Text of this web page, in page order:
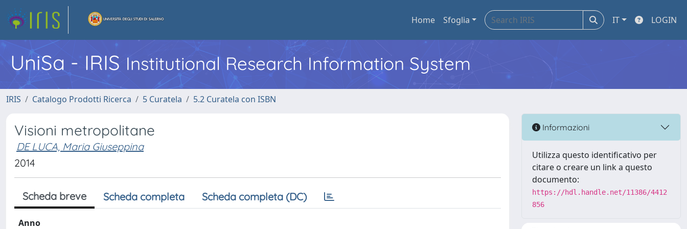
Home Sfoglia IT LOGIN
UniSa - IRIS Institutional Research Information System
IRIS Catalogo Prodotti Ricerca 5 Curatela 5.2 Curatela con ISBN
Visioni metropolitane
DE LUCA, Maria Giuseppina
2014
Scheda breve Scheda completa Scheda completa (DC)
Anno
Informazioni
Utilizza questo identificativo per
citare o creare un link a questo
documento:
https://hdl.handle.net/11386/4412
856